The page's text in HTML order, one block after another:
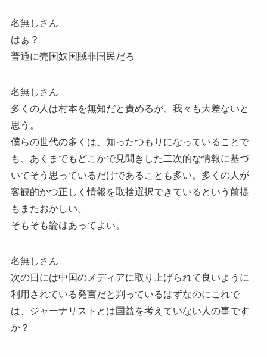
名無しさん
はぁ？
普通に売国奴国賊非国民だろ
名無しさん
多くの人は村本を無知だと責めるが、我々も大差ないと
思う。
僕らの世代の多くは、知ったつもりになっていることで
も、あくまでもどこかで見聞きした二次的な情報に基づ
いてそう思っているだけであることも多い。多くの人が
客観的かつ正しく情報を取捨選択できているという前提
もまたおかしい。
そもそも論はあってよい。
名無しさん
次の日には中国のメディアに取り上げられて良いように
利用されている発言だと判っているはずなのにこれで
は、ジャーナリストとは国益を考えていない人の事です
か？